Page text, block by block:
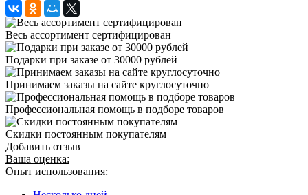
Весь ассортимент сертифицирован
Подарки при заказе от 30000 рублей
Принимаем заказы на сайте круглосуточно
Профессиональная помощь в подборе товаров
Скидки постоянным покупателям
Добавить отзыв
Ваша оценка:
Опыт использования: